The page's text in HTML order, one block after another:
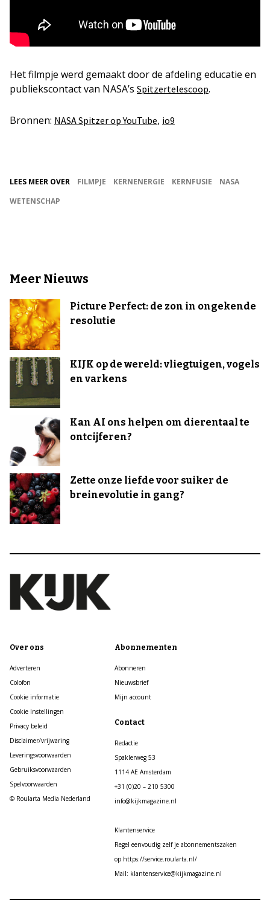
Het filmpje werd gemaakt door de afdeling educatie en
publiekscontact van NASA’s Spitzertelescoop.
Bronnen: NASA Spitzer op YouTube, io9
LEES MEER OVER FILMPJE KERNENERGIE KERNFUSIE
NASA
WETENSCHAP
Meer Nieuws
Picture Perfect: de zon in ongekende
resolutie
KIJK op de wereld: vliegtuigen, vogels
en varkens
Kan AI ons helpen om dierentaal te
ontcijferen?
Zette onze liefde voor suiker de
breinevolutie in gang?
Over ons
Adverteren
Colofon
Cookie informatie
Cookie Instellingen
Privacy beleid
Disclaimer/vrijwaring
Leveringsvoorwaarden
Gebruiksvoorwaarden
Spelvoorwaarden
© Roularta Media Nederland
Abonnementen
Abonneren
Nieuwsbrief
Mijn account
Contact
Redactie
Spaklerweg 53
1114 AE Amsterdam
+31 (0)20 – 210 5300
info@kijkmagazine.nl
Klantenservice
Regel eenvoudig zelf je abonnementszaken
op https://service.roularta.nl/
Mail: klantenservice@kijkmagazine.nl